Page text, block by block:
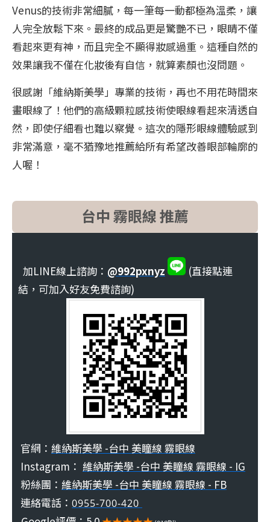
Venus的技術非常細膩，每一筆每一動都極為溫柔，讓
人完全放鬆下來。最終的成品更是驚艷不已，眼睛不僅
看起來更有神，而且完全不顯得妝感過重。這種自然的
效果讓我不僅在化妝後有自信，就算素顏也沒問題。
很感謝「維納斯美學」專業的技術，再也不用花時間來
畫眼線了！他們的高級顆粒感技術使眼線看起來清透自
然，即使仔細看也難以察覺。這次的隱形眼線體驗感到
非常滿意，毫不猶豫地推薦給所有希望改善眼部輪廓的
人喔！
台中 霧眼線 推薦
加LINE線上諮詢： @992pxnyz
(直接點連
結，可加入好友免費諮詢)
官網： 維納斯美學 -台中 美瞳線 霧眼線
Instagram： 維納斯美學 -台中 美瞳線 霧眼線 - IG
粉絲團： 維納斯美學 -台中 美瞳線 霧眼線 - FB
連絡電話： 0955-700-420